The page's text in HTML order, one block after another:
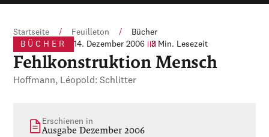
Startseite / Feuilleton /
Bücher
BÜCHER
14. Dezember 2006 3 Min. Lesezeit
Fehlkonstruktion Mensch
Hoffmann, Léopold: Schlitter
Erschienen in
Ausgabe Dezember 2006